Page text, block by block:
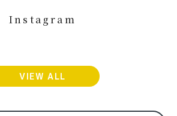
Instagram
VIEW ALL